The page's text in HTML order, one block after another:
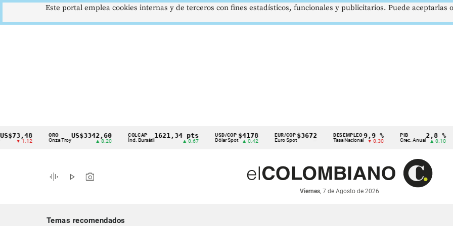
Cintillo
indicadores
económicos
ORO
Onza Troy
US$3342,60 COLCAP
Índ. Bursátil
1621,34 pts USD/COP
Dólar Spot
$4178
▲ 0.42
EUR/COP
Euro Spot
$3672
—
DESEMPLEO
Tasa Nacional
9,9 %
▼ 0.30
PIB
Crec. Anual
2,8 %
▲ 0.10
TRM
graphic_eq play_arrow photo_camera
Viernes, 7 de Agosto de 2026
Temas recomendados
Este portal emplea cookies internas y de terceros con fines estadísticos, funcionales y publicitarios. Puede aceptarlas